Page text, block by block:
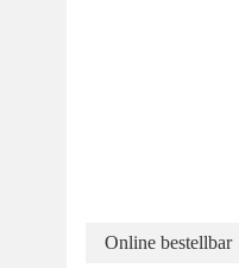
Online bestellbar